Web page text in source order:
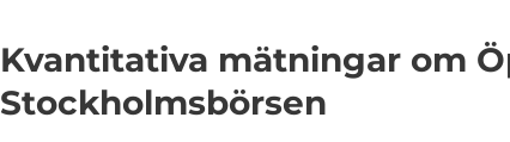
Kvantitativa mätningar om
Stockholmsbörsen